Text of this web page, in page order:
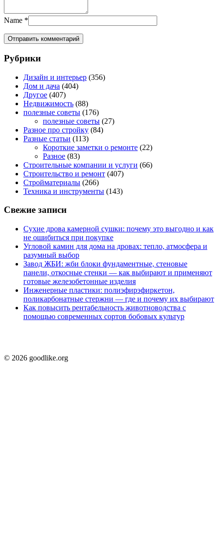
Name *
Рубрики
Дизайн и интерьер (356)
Дом и дача (404)
Другое (407)
Недвижимость (88)
полезные советы (176)
полезные советы (27)
Разное про стройку (84)
Разные статьи (113)
Короткие заметки о ремонте (22)
Разное (83)
Строительные компании и услуги (66)
Строительство и ремонт (407)
Стройматериалы (266)
Техника и инструменты (143)
Свежие записи
Сухие дрова камерной сушки: почему это выгодно и как
не ошибиться при покупке
Угловой камин для дома на дровах: тепло, атмосфера и
разумный выбор
Завод ЖБИ: жби блоки фундаментные, стеновые
панели, откосные стенки — как выбирают и применяют
готовые железобетонные изделия
Инженерные пластики: полиэфирэфиркетон,
поликарбонатные стержни — где и почему их выбирают
Как повысить рентабельность животноводства с
помощью современных сортов бобовых культур
© 2026 goodlike.org